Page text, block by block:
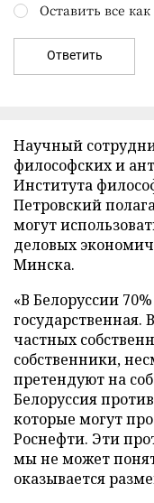
Оставить все как
Ответить
Научный
философских и
Института
Петровский
могут
деловых
Минска.
«В Белоруссии
государственная.
частных
собственники,
претендуют на
Белоруссия
которые могут
Роснефти. Эти
мы не может
оказывается